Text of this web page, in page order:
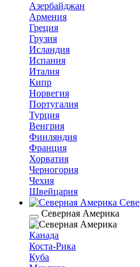
Азербайджан
Армения
Греция
Грузия
Исландия
Испания
Италия
Кипр
Норвегия
Португалия
Турция
Венгрия
Финляндия
Франция
Хорватия
Черногория
Чехия
Швейцария
Северная Америка
Канада
Коста-Рика
Куба